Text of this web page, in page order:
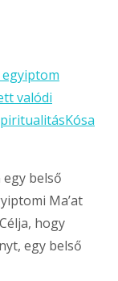
valódi
Kósa
belső
Ma’at
hogy
egy belső